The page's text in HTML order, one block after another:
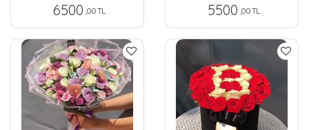
6500 ,00 TL 5500 ,00 TL